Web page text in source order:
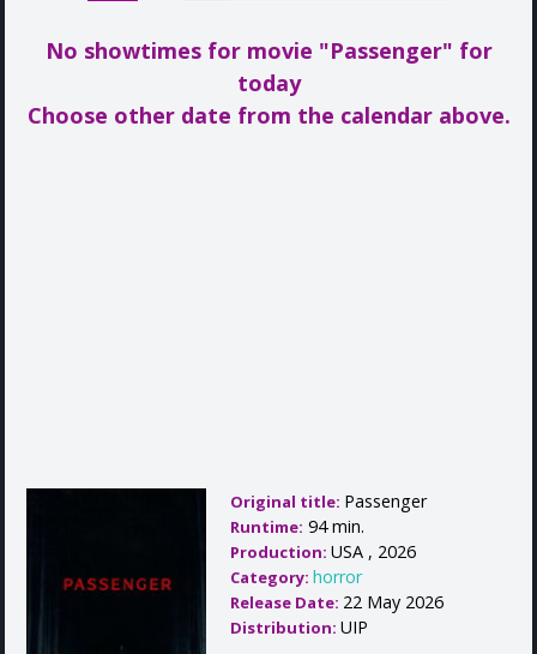
No showtimes for movie "Passenger" for
today
Choose other date from the calendar above.
Original title: Passenger
Runtime: 94 min.
Production: USA , 2026
Category: horror
Release Date: 22 May 2026
Distribution: UIP